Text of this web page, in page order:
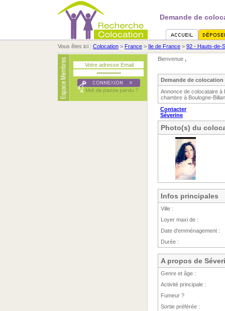
Demande de
Vous êtes ici : Colocation > France > Ile de France > 92 - Hauts-de-
Bienvenue ,
Demande de
Annonce de colocataire à
chambre à Boulogne-
Contacter
Séverine
Photo(s) du
Infos principales
Ville :
Loyer maxi de :
Date d'emménagement :
Durée :
A propos de
Genre et âge :
Activité principale :
Fumeur ?
Sortie préférée :